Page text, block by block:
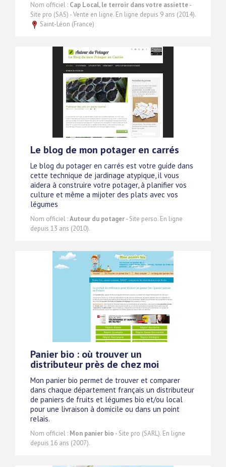
Nom officiel : Cap Local, le terroir dans votre assiette-
Site pro (SAS) - Vente en ligne. En ligne depuis 9 ans (2014).
Saint-Léon (France)
Le blog de mon potager en carrés
Le blog du potager en carrés est votre guide dans
cette technique de jardinage atypique, il vous
aidera à construire votre potager, à planifier vos
culture et même a mijoter des plats avec vos
légumes
Nom officiel :Autour du potager- Site perso. En ligne
depuis 13 ans (2010).
Panier bio : où trouver un
distributeur près de chez moi
Mon panier bio permet de trouver et comparer
dans chaque département français un distributeur
de paniers de fruits et légumes bio et/ou local
pour une livraison à domicile ou dans un point
relais.
Nom officiel : Mon panier bio - Site pro (SARL). En ligne
depuis 16 ans (2007).